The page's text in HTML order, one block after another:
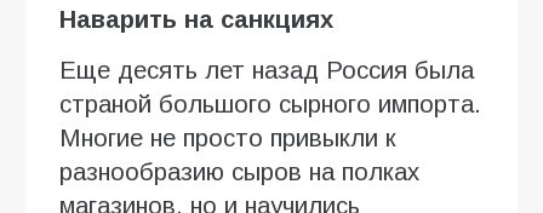
Наварить на санкциях
Еще десять лет назад Россия была
страной большого сырного импорта.
Многие не просто привыкли к
разнообразию сыров на полках
магазинов, но и научились